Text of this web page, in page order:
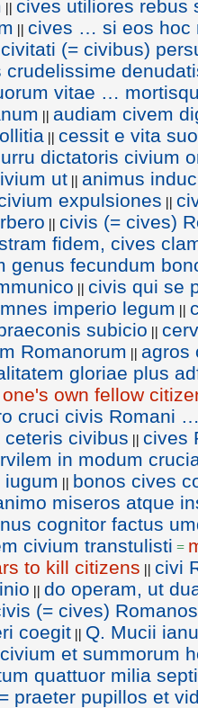
|| cives utiliores rebus
|| cives … si eos hoc
civitati (= civibus)
crudelissime
vitae …
|| audiam civem
|| cessit e vita
dictatoris civium
ut || animus
expulsiones ||
|| civis (= cives)
fidem, cives
genus fecundum
|| civis qui se
imperio legum ||
subicio ||
Romanorum || agros
gloriae plus
own fellow
cruci civis Romani
civibus || cives
in modum
|| bonos cives
miseros atque
cognitor factus
civium transtulisti =
to kill citizens || civi
|| do operam, ut
(= cives)
coegit || Q. Mucii
et summorum
quattuor milia
praeter pupillos et